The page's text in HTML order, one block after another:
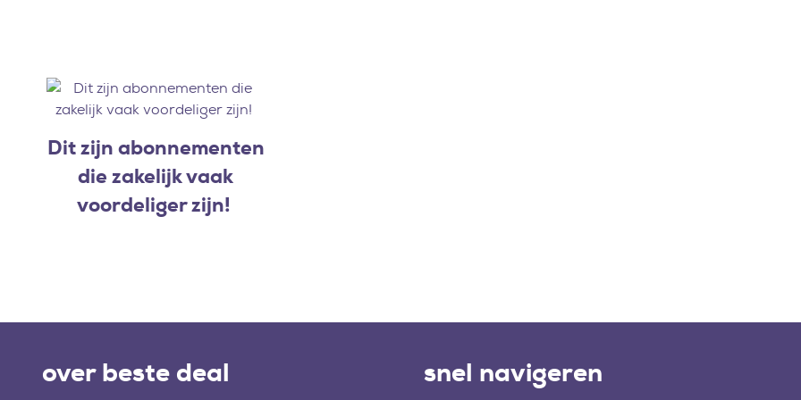
Dit zijn abonnementen
die zakelijk vaak
voordeliger zijn!
over beste deal snel navigeren